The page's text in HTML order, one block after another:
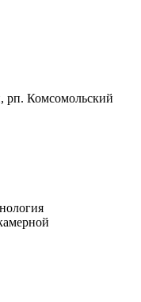
рп. Комсомольский